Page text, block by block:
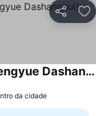
Partilhar
Xinjizhou Hot Spring Hotel (Tengyue Dashanghui)
da cidade